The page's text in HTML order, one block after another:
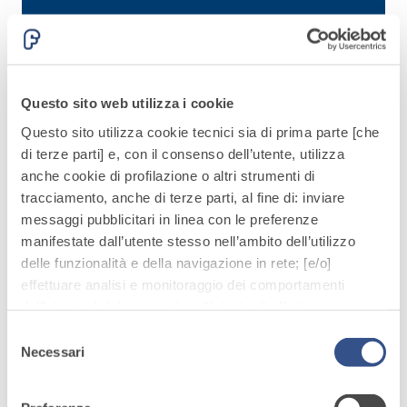
Questo sito web utilizza i cookie
Questo sito utilizza cookie tecnici sia di prima parte [che
di terze parti] e, con il consenso dell’utente, utilizza
anche cookie di profilazione o altri strumenti di
tracciamento, anche di terze parti, al fine di: inviare
messaggi pubblicitari in linea con le preferenze
manifestate dall’utente stesso nell’ambito dell’utilizzo
delle funzionalità e della navigazione in rete; [e/o]
effettuare analisi e monitoraggio dei comportamenti
Cliccando sul tasto “
acconsente all’uso di tutti i cookie non tecnici, inclusi
quindi quelli di profilazione, analitici e social. Il consenso
delNecessari
Articoli correlati
alleggeriti